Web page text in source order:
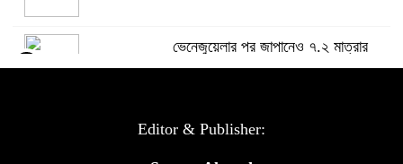
ভেনেজুয়েলার পর জাপানেও ৭.২ মাত্রার
শক্তিশালী ভূমিকম্প
টানা ৩ ম্যাচে গোল ভিনির, ইতিহাস বলছে
Editor & Publisher: